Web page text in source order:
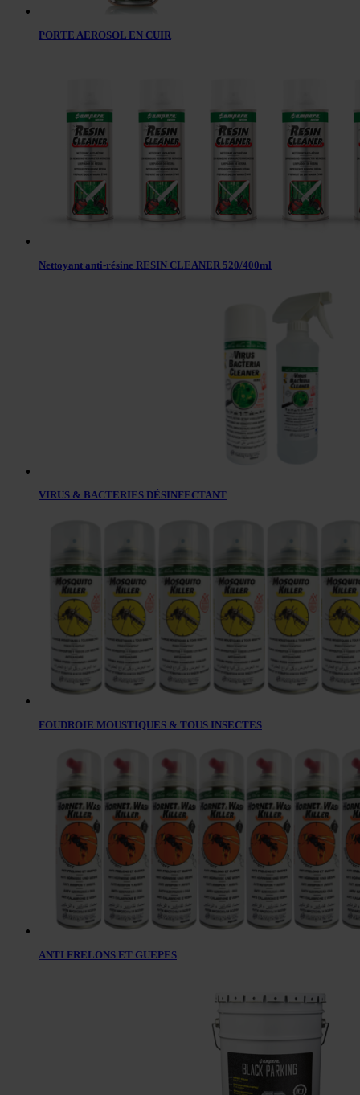
PORTE AEROSOL EN CUIR
Nettoyant anti-résine RESIN CLEANER 520/400ml
VIRUS & BACTERIES DÉSINFECTANT
FOUDROIE MOUSTIQUES & TOUS INSECTES
ANTI FRELONS ET GUEPES